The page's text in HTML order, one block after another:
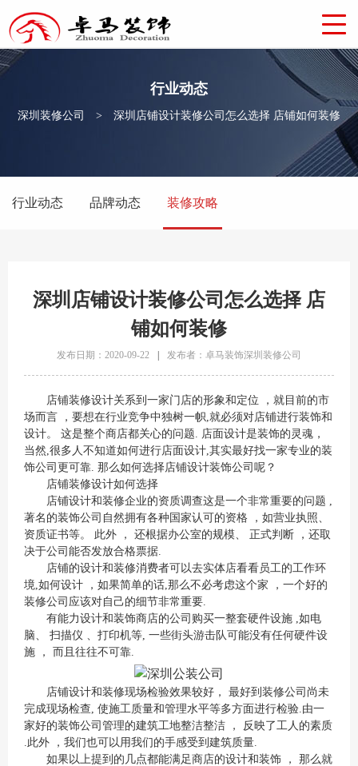
行业动态
深圳装修公司 > 深圳店铺设计装修公司怎么选择 店铺如何装修
行业动态 品牌动态 装修攻略
深圳店铺设计装修公司怎么选择 店
铺如何装修
发布日期：2020-09-22 发布者：卓马装饰深圳装修公司
店铺装修设计关系到一家门店的形象和定位 ，就目前的市
场而言 ，要想在行业竞争中独树一帜,就必须对店铺进行装饰和
设计。 这是整个商店都关心的问题. 店面设计是装饰的灵魂，
当然,很多人不知道如何进行店面设计,其实最好找一家专业的装
饰公司更可靠. 那么如何选择店铺设计装饰公司呢？
店铺装修设计如何选择
店铺设计和装修企业的资质调查这是一个非常重要的问题 ,
著名的装饰公司自然拥有各种国家认可的资格 ，如营业执照、
资质证书等。 此外 ， 还根据办公室的规模、 正式判断 ，还取
决于公司能否发放合格票据.
店铺的设计和装修消费者可以去实体店看看员工的工作环
境,如何设计 ，如果简单的话,那么不必考虑这个家 ，一个好的
装修公司 应该对自己的细节非常重要.
有能力设计和装饰商店的公司购买一整套硬件设施 ,如电
脑、 扫描仪 、打印机等, 一些街头游击队可能没有任何硬件设
施 ， 而且往往不可靠.
店铺设计和装修现场检验效果较好， 最好到 装修公司 尚未
完成现场检查, 使施工质量和管理水平等多方面进行检验.由一
家好的装饰公司管理的建筑工地整洁整洁 ， 反映了工人的素质
.此外 ，我们也可以用我们的手感受到建筑质量.
如果以上提到的几点都能满足商店的设计和装饰 ， 那么就